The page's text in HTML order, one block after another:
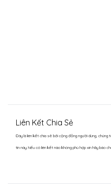
Liên Kết Chia Sẻ
Đây là liên kết chia sẻ bới cộng đồng người dùng,
tin này. Nếu có liên kết nào không phù hợp xin hãy báo